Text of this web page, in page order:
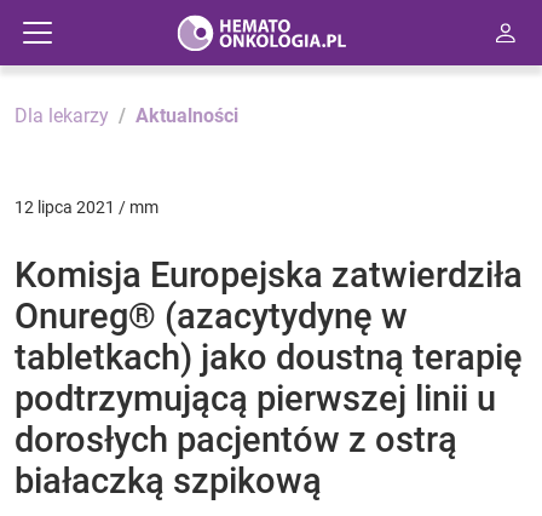
Dla lekarzy Aktualności
12 lipca 2021 / mm
Komisja Europejska zatwierdziła
Onureg® (azacytydynę w
tabletkach) jako doustną terapię
podtrzymującą pierwszej linii u
dorosłych pacjentów z ostrą
białaczką szpikową